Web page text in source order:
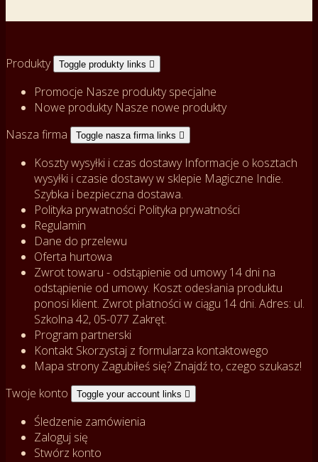
Produkty Toggle produkty links 
Promocje Nasze produkty specjalne
Nowe produkty Nasze nowe produkty
Nasza firma
Toggle nasza firma links 
Koszty wysyłki i czas dostawy Informacje o kosztach
wysyłki i czasie dostawy w sklepie Magiczne Indie.
Szybka i bezpieczna dostawa.
Polityka prywatności Polityka prywatności
Regulamin
Dane do przelewu
Oferta hurtowa
Zwrot towaru - odstąpienie od umowy14 dni na
odstąpienie od umowy. Koszt odesłania produktu
ponosi klient. Zwrot płatności w ciągu 14 dni. Adres: ul.
Szkolna 42, 05-077 Zakręt.
Program partnerski
Kontakt Skorzystaj z formularza kontaktowego
Mapa stronyZagubiłeś się? Znajdź to, czego szukasz!
Twoje konto
Toggle your account links 
Śledzenie zamówienia
Zaloguj się
Stwórz konto